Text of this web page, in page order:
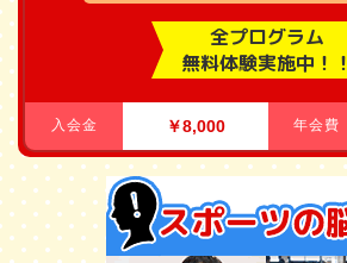
全プログラム
無料体験実施中！！
入会金 ￥8,000 年会費